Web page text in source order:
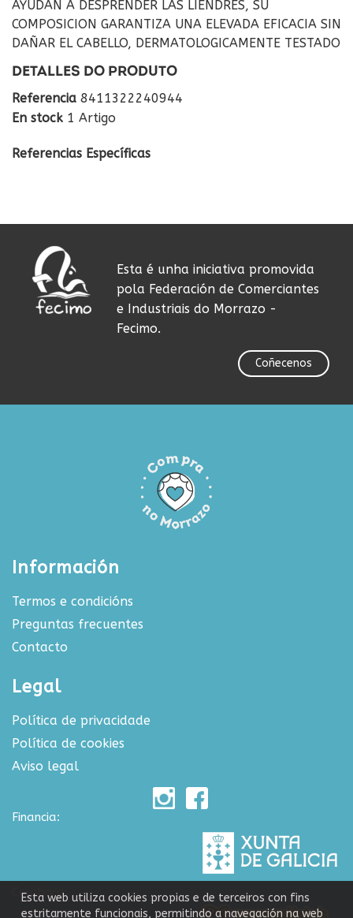
AYUDAN A DESPRENDER LAS LIENDRES, SU
COMPOSICION GARANTIZA UNA ELEVADA EFICACIA SIN
DAÑAR EL CABELLO, DERMATOLOGICAMENTE TESTADO
DETALLES DO PRODUTO
Referencia 8411322240944
En stock 1 Artigo
Referencias Específicas
Esta é unha iniciativa promovida
pola Federación de Comerciantes
e Industriais do Morrazo -
Fecimo.
Coñecenos
Información
Termos e condicións
Preguntas frecuentes
Contacto
Legal
Política de privacidade
Política de cookies
Aviso legal
Financia:
Colabora:
Esta web utiliza cookies propias e de terceiros con fins
estritamente funcionais, permitindo a navegación na web